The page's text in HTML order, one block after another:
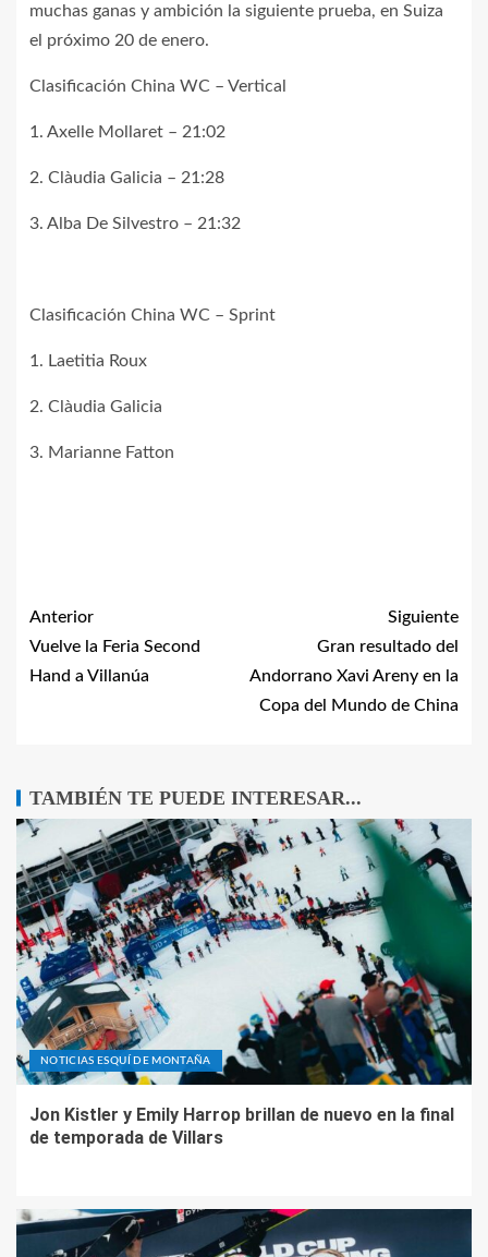
muchas ganas y ambición la siguiente prueba, en Suiza
el próximo 20 de enero.
Clasificación China WC – Vertical
1. Axelle Mollaret – 21:02
2. Clàudia Galicia – 21:28
3. Alba De Silvestro – 21:32
Clasificación China WC – Sprint
1. Laetitia Roux
2. Clàudia Galicia
3. Marianne Fatton
Anterior
Vuelve la Feria Second
Hand a Villanúa
Siguiente
Gran resultado del
Andorrano Xavi Areny en la
Copa del Mundo de China
TAMBIÉN TE PUEDE INTERESAR...
NOTICIAS ESQUÍ DE MONTAÑA
Jon Kistler y Emily Harrop brillan de nuevo en la final
de temporada de Villars